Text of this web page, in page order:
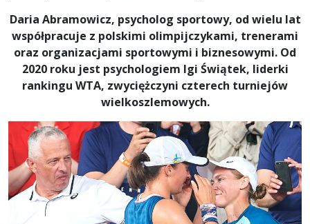
Daria Abramowicz, psycholog sportowy, od wielu lat
współpracuje z polskimi olimpijczykami, trenerami
oraz organizacjami sportowymi i biznesowymi. Od
2020 roku jest psychologiem Igi Świątek, liderki
rankingu WTA, zwyciężczyni czterech turniejów
wielkoszlemowych.